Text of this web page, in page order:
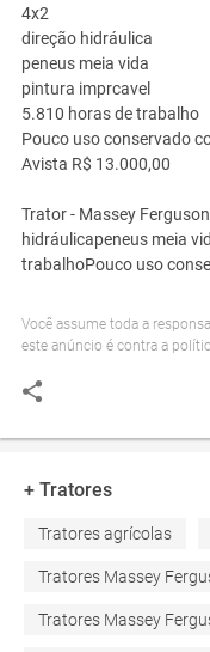
4x2
direção hidráulica
peneus meia vida
pintura imprcavel
5.810 horas de trabalho
Pouco uso conservado
Avista R$ 13.000,00
Trator - Massey
hidráulicapeneus meia
trabalhoPouco uso
Você assume toda a
este anúncio é contra a
+ Tratores
Tratores agrícolas
Tratores Massey
Tratores Massey